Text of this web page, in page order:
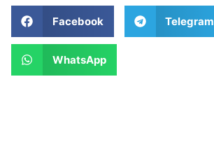
Facebook Telegram
WhatsApp